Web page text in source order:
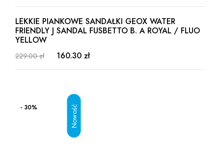
LEKKIE PIANKOWE SANDAŁKI GEOX WATER
FRIENDLY J SANDAL FUSBETTO B. A ROYAL / FLUO
YELLOW
229.00 zł 160.30 zł
- 30%